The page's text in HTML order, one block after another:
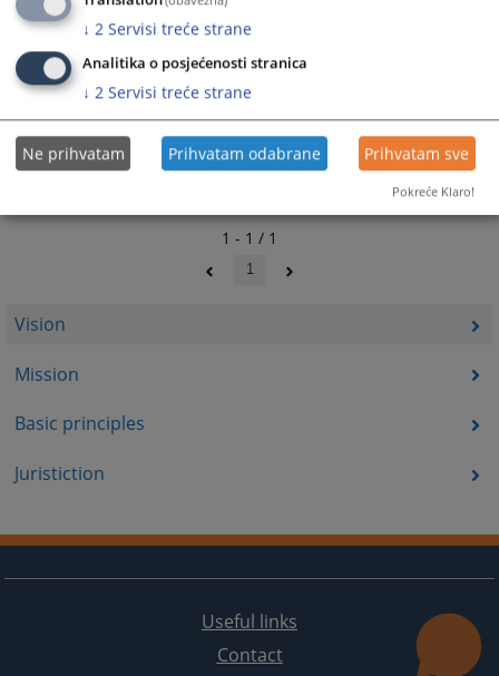
Vision
Mission
Basic principles
Juristiction
1 - 1 / 1
1
Useful links
Contact
↓ 2 Servisi treće strane
Analitika o posjećenosti stranica
↓ 2 Servisi treće strane
Ne prihvatam Prihvatam odabrane Prihvatam sve
Pokreće Klaro!